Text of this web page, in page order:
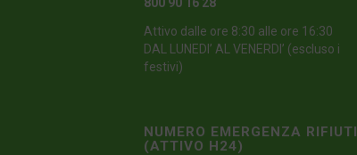
Attivo dalle ore 8:30 alle ore 16:30
DAL LUNEDI’ AL VENERDI’ (escluso i
festivi)
NUMERO EMERGENZA RIFIUTI
(ATTIVO H24)